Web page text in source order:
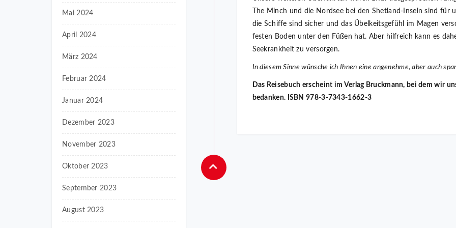
Mai 2024
April 2024
März 2024
Februar 2024
Januar 2024
Dezember 2023
November 2023
Oktober 2023
September 2023
August 2023
The Minch und die Nordsee bei den Shetland-Inseln sind für
die Schiffe sind sicher und das Übelkeitsgefühl im Magen
festen Boden unter den Füßen hat. Aber hilfreich kann es
Seekrankheit zu versorgen.
In diesem Sinne wünsche ich Ihnen eine angenehme, aber auch
Das Reisebuch erscheint im Verlag Bruckmann, bei dem wir
bedanken. ISBN 978-3-7343-1662-3